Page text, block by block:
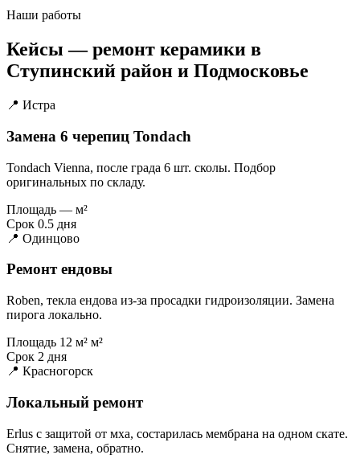
Наши работы
Кейсы — ремонт керамики в
Ступинский район и Подмосковье
📍 Истра
Замена 6 черепиц Tondach
Tondach Vienna, после града 6 шт. сколы. Подбор
оригинальных по складу.
Площадь — м²
Срок 0.5 дня
📍 Одинцово
Ремонт ендовы
Roben, текла ендова из-за просадки гидроизоляции. Замена
пирога локально.
Площадь 12 м² м²
Срок 2 дня
📍 Красногорск
Локальный ремонт
Erlus с защитой от мха, состарилась мембрана на одном скате.
Снятие, замена, обратно.